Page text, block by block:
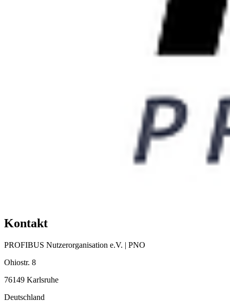
Kontakt
PROFIBUS Nutzerorganisation e.V. | PNO
Ohiostr. 8
76149 Karlsruhe
Deutschland